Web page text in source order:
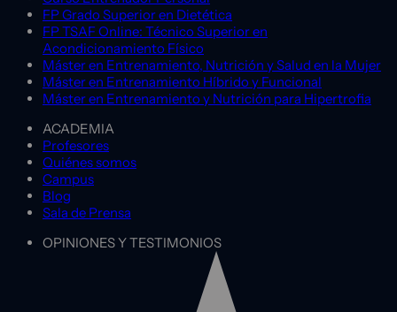
FP Grado Superior en Dietética
FP TSAF Online: Técnico Superior en
Acondicionamiento Físico
Máster en Entrenamiento, Nutrición y Salud en la Mujer
Máster en Entrenamiento Híbrido y Funcional
Máster en Entrenamiento y Nutrición para Hipertrofia
ACADEMIA
Profesores
Quiénes somos
Campus
Blog
Sala de Prensa
OPINIONES Y TESTIMONIOS